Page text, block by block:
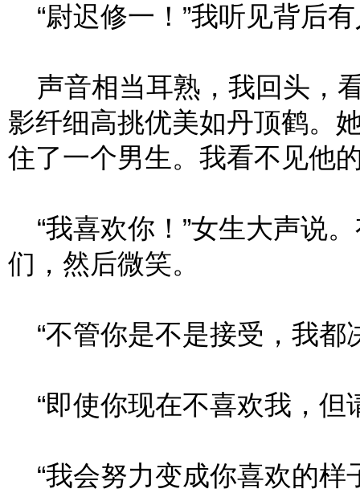
“尉迟修一！”我听见背后
声音相当耳熟，我回头，
影纤细高挑优美如丹顶鹤。
住了一个男生。我看不见他
“我喜欢你！”女生大声说
们，然后微笑。
“不管你是不是接受，我都
“即使你现在不喜欢我，但
“我会努力变成你喜欢的样